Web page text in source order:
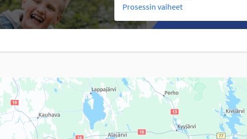
Prosessin vaiheet
voi käyttää ruudunlukijalla, mutta se voi olla vaikeaselkoinen.